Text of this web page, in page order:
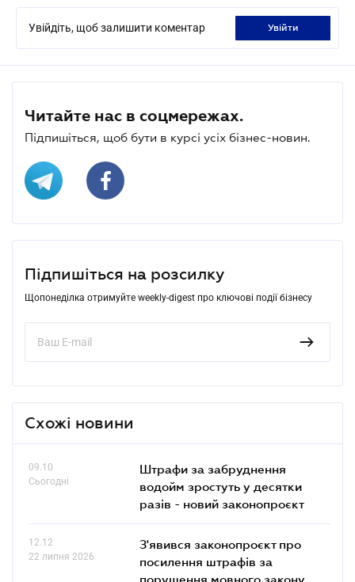
Увійдіть, щоб залишити коментар увійти
Читайте нас в соцмережах.
Підпишіться, щоб бути в курсі усіх бізнес-новин.
Підпишіться на розсилку
Щопонеділка отримуйте weekly-digest про ключові події бізнесу
Схожі новини
09.10
Сьогодні
Штрафи за забруднення
водойм зростуть у десятки
разів - новий законопроєкт
12.12
22 липня 2026
З'явився законопроєкт про
посилення штрафів за
порушення мовного закону